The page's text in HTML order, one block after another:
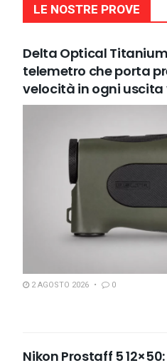
LE NOSTRE PROVE
Delta Optical Titanium
telemetro che porta
velocità in ogni
2 AGOSTO 2026 0
Nikon Prostaff 5